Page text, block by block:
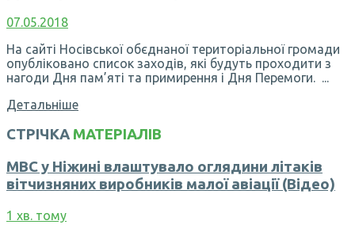
07.05.2018
На сайті Носівської обєднаної територіальної громади
опубліковано список заходів, які будуть проходити з
нагоди Дня пам’яті та примирення і Дня Перемоги. ...
Детальніше
СТРІЧКА МАТЕРІАЛІВ
МВС у Ніжині влаштувало оглядини літаків
вітчизняних виробників малої авіації (Відео)
1 хв. тому